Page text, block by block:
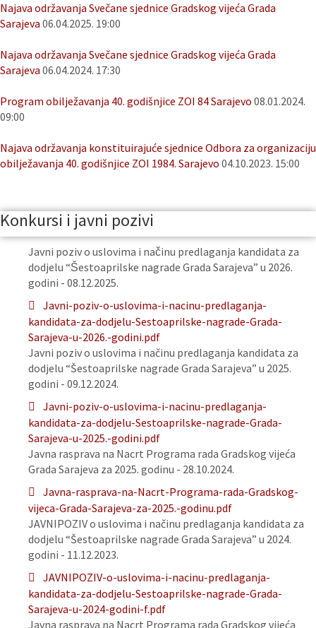
Najava održavanja Svečane sjednice Gradskog vijeća Grada
Sarajeva 06.04.2025. 19:00
Najava održavanja Svečane sjednice Gradskog vijeća Grada
Sarajeva 06.04.2024. 17:30
Program obilježavanja 40. godišnjice ZOI 84 Sarajevo 08.01.2024.
09:00
Najava održavanja konstituirajuće sjednice Odbora za organizaciju
obilježavanja 40. godišnjice ZOI 1984. Sarajevo 04.10.2023. 15:00
Konkursi i javni pozivi
Javni poziv o uslovima i načinu predlaganja kandidata za
dodjelu “Šestoaprilske nagrade Grada Sarajeva” u 2026.
godini - 08.12.2025.
Javni-poziv-o-uslovima-i-nacinu-predlaganja-
kandidata-za-dodjelu-Sestoaprilske-nagrade-Grada-
Sarajeva-u-2026.-godini.pdf
Javni poziv o uslovima i načinu predlaganja kandidata za
dodjelu “Šestoaprilske nagrade Grada Sarajeva” u 2025.
godini - 09.12.2024.
Javni-poziv-o-uslovima-i-nacinu-predlaganja-
kandidata-za-dodjelu-Sestoaprilske-nagrade-Grada-
Sarajeva-u-2025.-godini.pdf
Javna rasprava na Nacrt Programa rada Gradskog vijeća
Grada Sarajeva za 2025. godinu - 28.10.2024.
Javna-rasprava-na-Nacrt-Programa-rada-Gradskog-
vijeca-Grada-Sarajeva-za-2025.-godinu.pdf
JAVNIPOZIV o uslovima i načinu predlaganja kandidata za
dodjelu “Šestoaprilske nagrade Grada Sarajeva” u 2024.
godini - 11.12.2023.
JAVNIPOZIV-o-uslovima-i-nacinu-predlaganja-
kandidata-za-dodjelu-Sestoaprilske-nagrade-Grada-
Sarajeva-u-2024-godini-f.pdf
Javna rasprava na Nacrt Programa rada Gradskog vijeća